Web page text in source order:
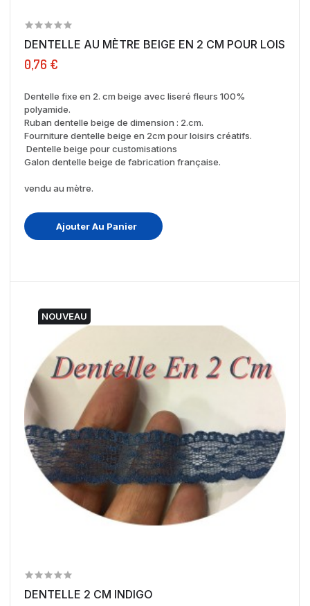
DENTELLE AU MÈTRE BEIGE EN 2 CM POUR LOISIRS...
0,76 €
Dentelle fixe en 2. cm beige avec liseré fleurs 100%
polyamide.
Ruban dentelle beige de dimension : 2.cm.
Fourniture dentelle beige en 2cm pour loisirs créatifs.
Dentelle beige pour customisations
Galon dentelle beige de fabrication française.
vendu au mètre.
Ajouter Au Panier
NOUVEAU
DENTELLE 2 CM INDIGO